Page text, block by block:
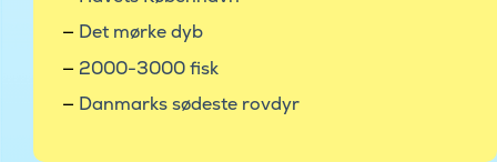
Det mørke dyb
2000-3000 fisk
Danmarks sødeste rovdyr